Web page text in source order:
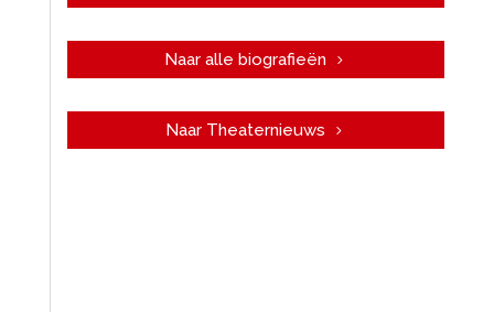
Naar alle biografieën
Naar Theaternieuws